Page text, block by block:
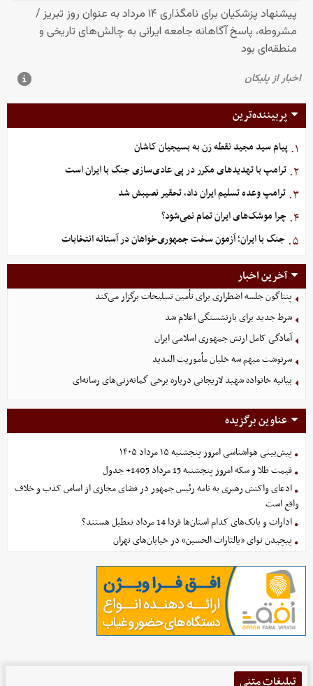
پربیننده‌ترین
۱. پیام سید مجید نقطه زن به بسیجیان کاشان
۲. ترامپ با تهدیدهای مکرر در پی عادی‌سازی جنگ با ایران است
۳. ترامپ وعده تسلیم ایران داد، تحقیر نصیبش شد
۴. چرا موشک‌های ایران تمام نمی‌شود؟
۵. جنگ با ایران؛ آزمون سخت جمهوری‌خواهان در آستانه انتخابات
آخرین اخبار
پنتاگون جلسه اضطراری برای تأمین تسلیحات برگزار می‌کند
شرط جدید برای بازنشستگی اعلام شد
آمادگی کامل ارتش جمهوری اسلامی ایران
سرنوشت مبهم سه خلبان مأموریت العدید
بیانیه خانواده شهید لاریجانی درباره برخی گمانه‌زنی‌های رسانه‌ای
عناوین برگزیده
پیش‌بینی هواشناسی امروز پنجشنبه ۱۵ مرداد ۱۴۰۵
قیمت طلا و سکه امروز پنجشنبه 15 مرداد 1405+ جدول
ادعای واکنش رهبری به نامه رئیس جمهور در فضای مجازی از اساس کذب و خلاف
واقع است
ادارات و بانک‌های کدام استان‌ها فردا 14 مرداد تعطیل هستند؟
پیچیدن نوای «یالثارات الحسین» در خیابان‌های تهران
تبلیغات متنی